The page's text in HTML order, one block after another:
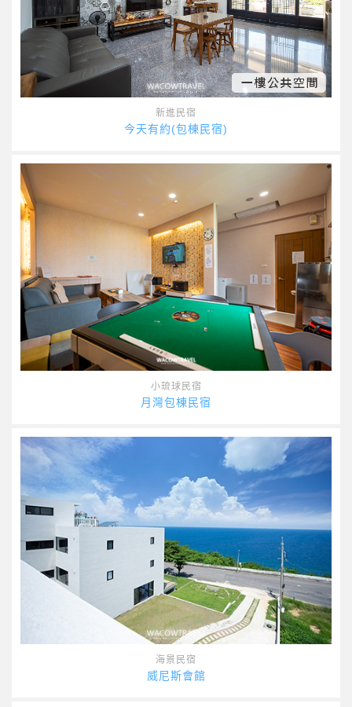
新進民宿
今天有約(包棟民宿)
小琉球民宿
月灣包棟民宿
海景民宿
威尼斯會館